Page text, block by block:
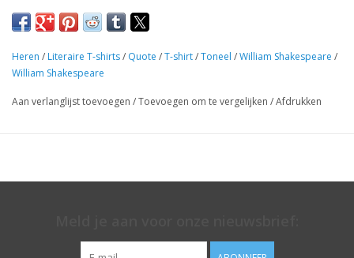
beschouwd als de grootste schrijver die Engeland ooit heeft
voortgebracht. Beroemde en bekende tragedies van hem zijn
o.a.Hamlet,Othello, King Lear,MacbethenRomeo and Juliet .
Heren / Literaire T-shirts/ Quote /T-shirt/Toneel /William Shakespeare /
William Shakespeare
Aan verlanglijst toevoegen /Toevoegen om te vergelijken /Afdrukken